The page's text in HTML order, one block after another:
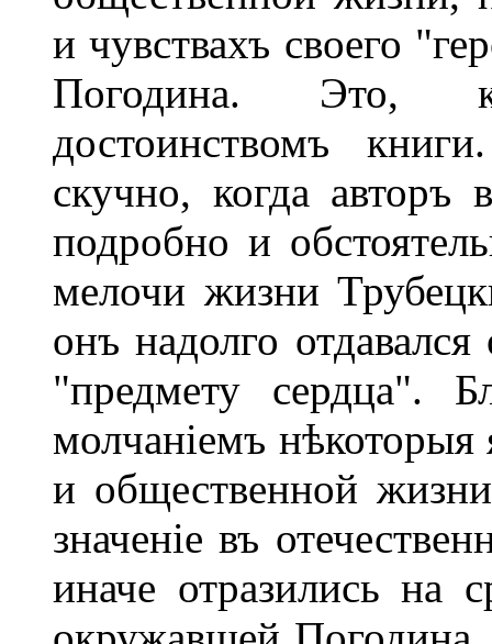
и чувствахъ своего
Погодина. Это,
достоинствомъ
скучно, когда авторъ
подробно и
мелочи жизни
онъ надолго
"предмету сердца".
молчаніемъ нѣкоторыя
и общественной
значеніе въ
иначе отразились на